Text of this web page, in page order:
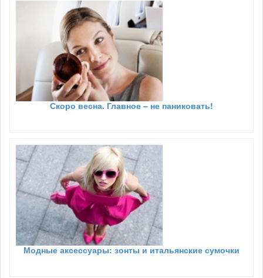
Скоро весна. Главное – не паниковать!
Модные аксессуары: зонты и итальянские сумочки